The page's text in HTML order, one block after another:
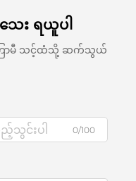
း ရယူပါ
ာမီ သင့်ထံသို့ ဆက်သွယ်
0/100